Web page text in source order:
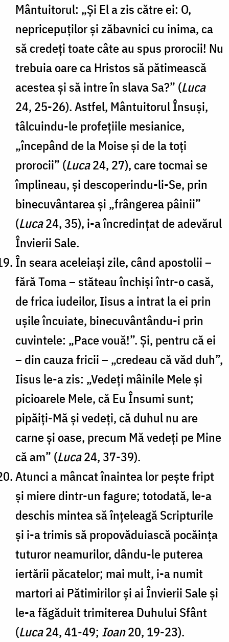
Mântuitorul: „Și El a zis către ei: O,
nepricepuților și zăbavnici cu inima, ca
să credeți toate câte au spus prorocii! Nu
trebuia oare ca Hristos să pătimească
acestea și să intre în slava Sa?” (Luca
24, 25-26). Astfel, Mântuitorul Însuși,
tâlcuindu-le profețiile mesianice,
„începând de la Moise și de la toți
prorocii” (Luca24, 27), care tocmai se
împlineau, și descoperindu-li-Se, prin
binecuvântarea și „frângerea pâinii”
(Luca24, 35), i-a încredințat de adevărul
Învierii Sale.
În seara aceleiași zile, când apostolii –
fără Toma – stăteau închiși într-o casă,
de frica iudeilor, Iisus a intrat la ei prin
ușile încuiate, binecuvântându-i prin
cuvintele: „Pace vouă!”. Și, pentru că ei
– din cauza fricii – „credeau că văd duh”,
Iisus le-a zis: „Vedeți mâinile Mele și
picioarele Mele, că Eu Însumi sunt;
pipăiți-Mă și vedeți, că duhul nu are
carne și oase, precum Mă vedeți pe Mine
că am” (Luca24, 37-39).
Atunci a mâncat înaintea lor pește fript
și miere dintr-un fagure; totodată, le-a
deschis mintea să înțeleagă Scripturile
și i-a trimis să propovăduiască pocăința
tuturor neamurilor, dându-le puterea
iertării păcatelor; mai mult, i-a numit
martori ai Pătimirilor și ai Învierii Sale și
le-a făgăduit trimiterea Duhului Sfânt
(Luca24, 41-49; Ioan20, 19-23).